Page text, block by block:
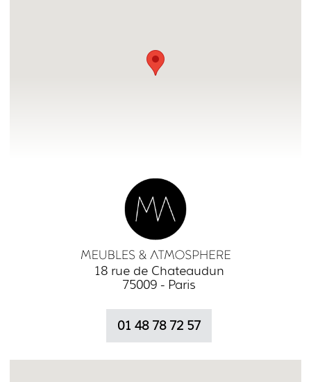
18 rue de Chateaudun
75009 - Paris
01 48 78 72 57